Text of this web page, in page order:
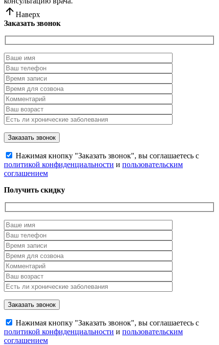
Наверх
Заказать звонок
Нажимая кнопку "Заказать звонок", вы соглашаетесь с
политикой конфиденциальности и пользовательским
соглашением
Получить скидку
Нажимая кнопку "Заказать звонок", вы соглашаетесь с
политикой конфиденциальности и пользовательским
соглашением